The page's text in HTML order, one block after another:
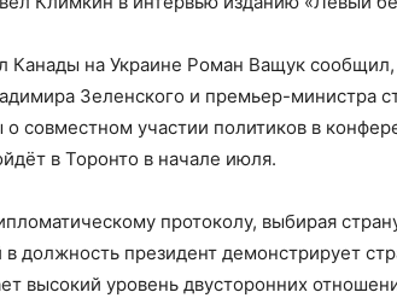
Канады на Украине Роман Ващук сообщил,
Зеленского и премьер-министра
о совместном участии политиков в
в Торонто в начале июля.
протоколу, выбирая
в должность президент демонстрирует
высокий уровень двусторонних